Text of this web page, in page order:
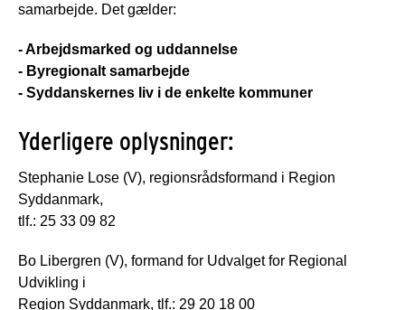
samarbejde. Det gælder:
- Arbejdsmarked og uddannelse
- Byregionalt samarbejde
- Syddanskernes liv i de enkelte kommuner
Yderligere oplysninger:
Stephanie Lose (V), regionsrådsformand i Region
Syddanmark,
tlf.: 25 33 09 82
Bo Libergren (V), formand for Udvalget for Regional
Udvikling i
Region Syddanmark, tlf.: 29 20 18 00